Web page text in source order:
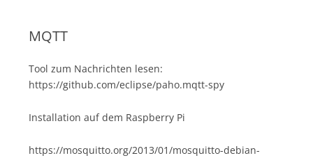
MQTT
Tool zum Nachrichten lesen:
https://github.com/eclipse/paho.mqtt-spy
Installation auf dem Raspberry Pi
https://mosquitto.org/2013/01/mosquitto-debian-